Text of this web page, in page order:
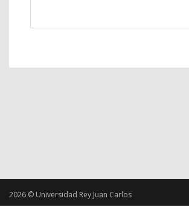
2026 © Universidad Rey Juan Carlos